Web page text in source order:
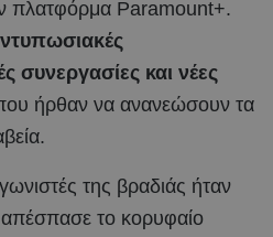
πλατφόρμα Paramount+.
συνεργασίες και νέες
ήρθαν να ανανεώσουν τα
της βραδιάς ήταν
το κορυφαίο